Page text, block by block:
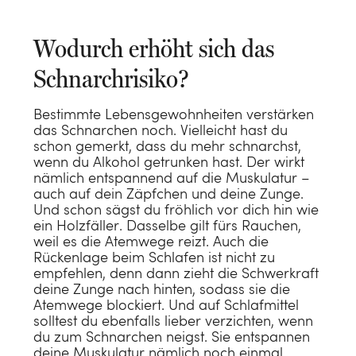
Baumwollsatin
Baumwolle TENCEL™
Jersey Baumwolle
Hanf
GRÖßE
Einzelbett (140 x 200)
Doppelbett (200 x 200)
Babybett (100 x 135)
Juniorbett (120 x 150)
Juniorbett (120 x 150)
JAHRESZEIT
Übergangsbettdecken
Winter-Bettdecken
DAUNENART
Entendaunen Bettdecke
Recycelte Daunen Bettdecke
Daunen Kissen
Schurwolle Kissen
Naturlatex Kissen
Kapok Kissen
DAUNENART
Recycelte Daunen
Strandtücher100x180
HamamtücherNEU
Alles anzeigen
KOLLEKTION
Velours Kollektion
Waffel Kollektion
PYJAMAS
Damenpyjamas
GESCHENKIDEEN
Für Ihn
Für Sie
Für Kinder
E-Mail Geschenkgutschein
Alt
BABY
Babybettwäsche
Babymatratze
Baby badetuch
Wickelunterlagenbezug
NACHHALTIGKEIT
B-corp bewertung
Wodurch erhöht sich das
Schnarchrisiko?
Bestimmte Lebensgewohnheiten verstärken
das Schnarchen noch. Vielleicht hast du
schon gemerkt, dass du mehr schnarchst,
wenn du Alkohol getrunken hast. Der wirkt
nämlich entspannend auf die Muskulatur –
auch auf dein Zäpfchen und deine Zunge.
Und schon sägst du fröhlich vor dich hin wie
ein Holzfäller. Dasselbe gilt fürs Rauchen,
weil es die Atemwege reizt. Auch die
Rückenlage beim Schlafen ist nicht zu
empfehlen, denn dann zieht die Schwerkraft
deine Zunge nach hinten, sodass sie die
Atemwege blockiert. Und auf Schlafmittel
solltest du ebenfalls lieber verzichten, wenn
du zum Schnarchen neigst. Sie entspannen
deine Muskulatur nämlich noch einmal